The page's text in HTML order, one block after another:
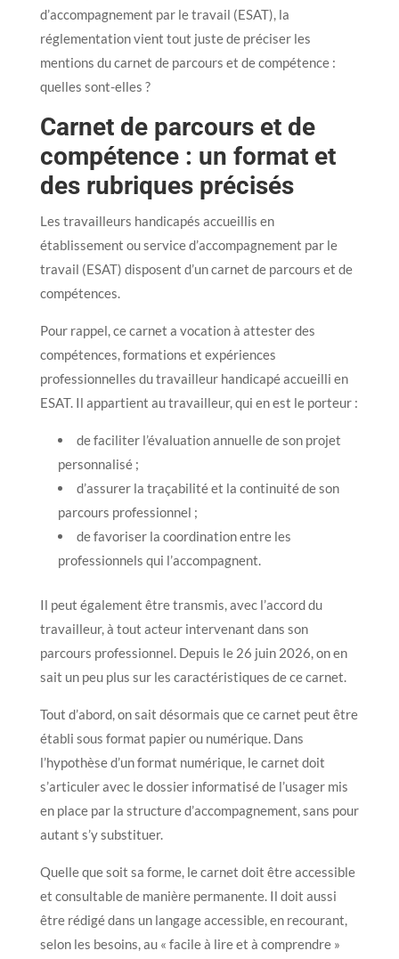
d’accompagnement par le travail (ESAT), la
réglementation vient tout juste de préciser les
mentions du carnet de parcours et de compétence :
quelles sont-elles ?
Carnet de parcours et de
compétence : un format et
des rubriques précisés
Les travailleurs handicapés accueillis en
établissement ou service d’accompagnement par le
travail (ESAT) disposent d’un carnet de parcours et de
compétences.
Pour rappel, ce carnet a vocation à attester des
compétences, formations et expériences
professionnelles du travailleur handicapé accueilli en
ESAT. Il appartient au travailleur, qui en est le porteur :
de faciliter l’évaluation annuelle de son projet
personnalisé ;
d’assurer la traçabilité et la continuité de son
parcours professionnel ;
de favoriser la coordination entre les
professionnels qui l’accompagnent.
Il peut également être transmis, avec l’accord du
travailleur, à tout acteur intervenant dans son
parcours professionnel. Depuis le 26 juin 2026, on en
sait un peu plus sur les caractéristiques de ce carnet.
Tout d’abord, on sait désormais que ce carnet peut être
établi sous format papier ou numérique. Dans
l’hypothèse d’un format numérique, le carnet doit
s’articuler avec le dossier informatisé de l’usager mis
en place par la structure d’accompagnement, sans pour
autant s’y substituer.
Quelle que soit sa forme, le carnet doit être accessible
et consultable de manière permanente. Il doit aussi
être rédigé dans un langage accessible, en recourant,
selon les besoins, au « facile à lire et à comprendre »